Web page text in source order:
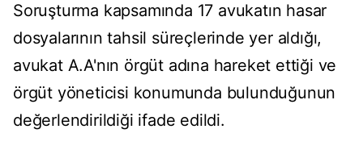
Soruşturma kapsamında 17 avukatın hasar
dosyalarının tahsil süreçlerinde yer aldığı,
avukat A.A'nın örgüt adına hareket ettiği ve
örgüt yöneticisi konumunda bulunduğunun
değerlendirildiği ifade edildi.